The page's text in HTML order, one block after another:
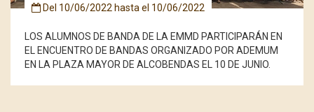
Del 10/06/2022 hasta el 10/06/2022
LOS ALUMNOS DE BANDA DE LA EMMD PARTICIPARÁN EN
EL ENCUENTRO DE BANDAS ORGANIZADO POR ADEMUM
EN
LA PLAZA MAYOR DE ALCOBENDAS EL 10 DE JUNIO.